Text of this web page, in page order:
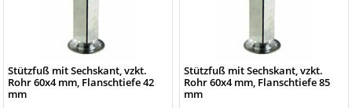
Stützfuß mit Sechskant, vzkt.
Rohr 60x4 mm, Flanschtiefe 42
mm
Stützfuß mit Sechskant, vzkt.
Rohr 60x4 mm, Flanschtiefe 85
mm